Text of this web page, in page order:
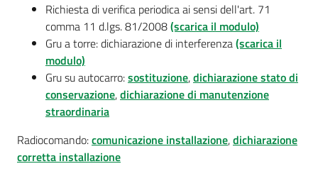
Richiesta di verifica periodica ai sensi dell'art. 71
comma 11 d.lgs. 81/2008(scarica il modulo)
Gru a torre: dichiarazione di interferenza(scarica il
modulo)
Gru su autocarro:sostituzione,dichiarazione stato di
conservazione,dichiarazione di manutenzione
straordinaria
Radiocomando:comunicazione installazione,dichiarazione
corretta installazione